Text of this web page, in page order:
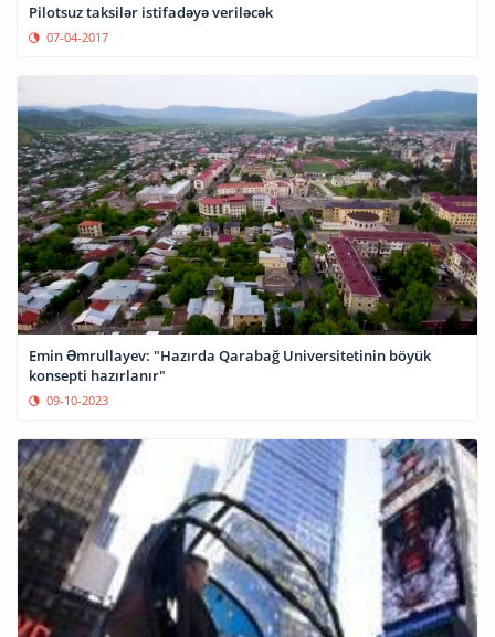
Pilotsuz taksilər istifadəyə veriləcək
07-04-2017
Emin Əmrullayev: "Hazırda Qarabağ Universitetinin böyük
konsepti hazırlanır"
09-10-2023